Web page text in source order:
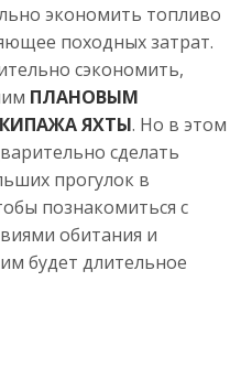
экономить топливо
походных затрат.
сэкономить,
ПЛАНОВЫМ
ЯХТЫ. Но в этом
сделать
прогулок в
познакомиться с
обитания и
будет длительное